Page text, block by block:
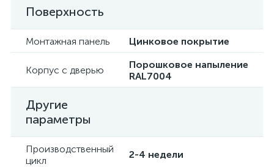
Поверхность
Монтажная панель Цинковое покрытие
Корпус с дверью
Порошковое напыление
RAL7004
Другие
параметры
Производственный
цикл
2-4 недели